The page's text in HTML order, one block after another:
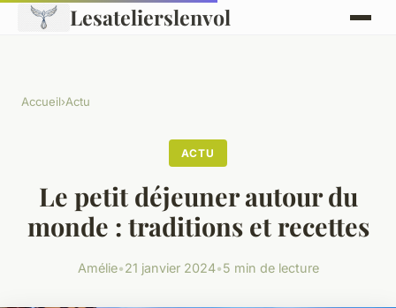
Lesatelierslenvol
Accueil›Actu
ACTU
Le petit déjeuner autour du
monde : traditions et recettes
Amélie•21 janvier 2024•5 min de lecture